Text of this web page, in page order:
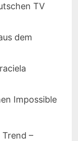
TV
dem
Impossible
–